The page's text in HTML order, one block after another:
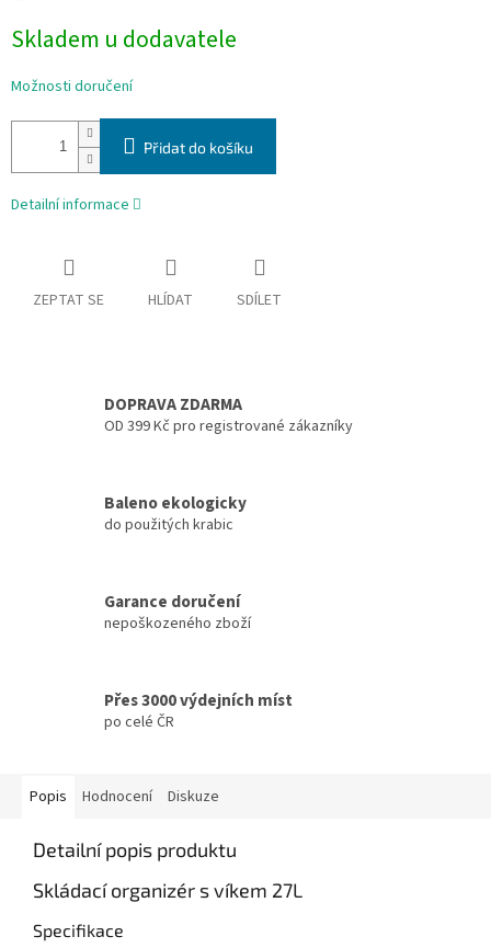
cena:
Skladem u dodavatele
Možnosti doručení
Přidat do košíku
Detailní informace
ZEPTAT SE HLÍDAT SDÍLET
DOPRAVA ZDARMA
OD 399 Kč pro registrované zákazníky
Baleno ekologicky
do použitých krabic
Garance doručení
nepoškozeného zboží
Přes 3000 výdejních míst
po celé ČR
Popis Hodnocení Diskuze
Detailní popis produktu
Skládací organizér s víkem 27L
Specifikace